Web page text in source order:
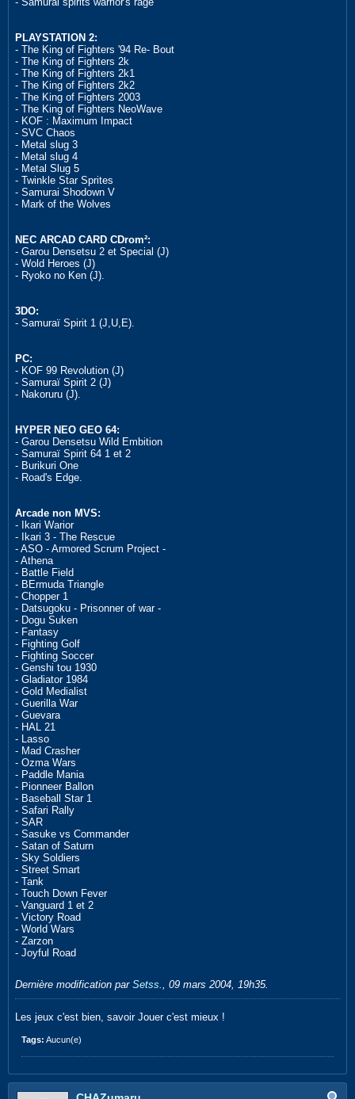
PLAYSTATION 2:
- The King of Fighters '94 Re- Bout
- The King of Fighters 2k
- The King of Fighters 2k1
- The King of Fighters 2k2
- The King of Fighters 2003
- The King of Fighters NeoWave
- KOF : Maximum Impact
- SVC Chaos
- Metal slug 3
- Metal slug 4
- Metal Slug 5
- Twinkle Star Sprites
- Samurai Shodown V
- Mark of the Wolves
NEC ARCAD CARD CDrom²:
- Garou Densetsu 2 et Special (J)
- Wold Heroes (J)
- Ryoko no Ken (J).
3DO:
- Samuraï Spirit 1 (J,U,E).
PC:
- KOF 99 Revolution (J)
- Samuraï Spirit 2 (J)
- Nakoruru (J).
HYPER NEO GEO 64:
- Garou Densetsu Wild Embition
- Samuraï Spirit 64 1 et 2
- Burikuri One
- Road's Edge.
Arcade non MVS:
- Ikari Warior
- Ikari 3 - The Rescue
- ASO - Armored Scrum Project -
- Athena
- Battle Field
- BErmuda Triangle
- Chopper 1
- Datsugoku - Prisonner of war -
- Dogu Suken
- Fantasy
- Fighting Golf
- Fighting Soccer
- Genshi tou 1930
- Gladiator 1984
- Gold Medialist
- Guerilla War
- Guevara
- HAL 21
- Lasso
- Mad Crasher
- Ozma Wars
- Paddle Mania
- Pionneer Ballon
- Baseball Star 1
- Safari Rally
- SAR
- Sasuke vs Commander
- Satan of Saturn
- Sky Soldiers
- Street Smart
- Tank
- Touch Down Fever
- Vanguard 1 et 2
- Victory Road
- World Wars
- Zarzon
- Joyful Road
Dernière modification par Setss., 09 mars 2004, 19h35.
Les jeux c'est bien, savoir Jouer c'est mieux !
Tags: Aucun(e)